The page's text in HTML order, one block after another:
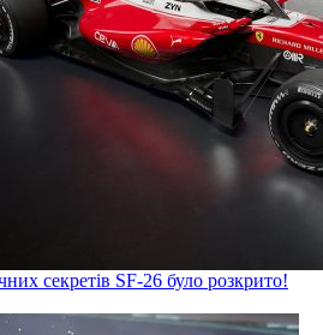
секретів SF-26 було розкрито!